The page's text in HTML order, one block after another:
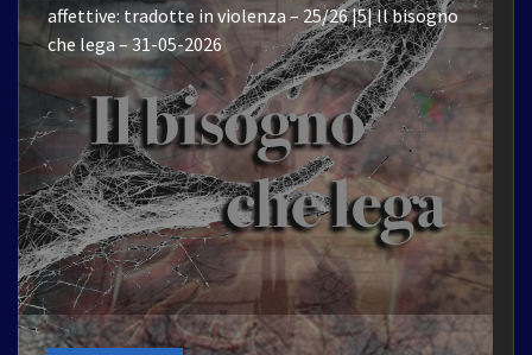
affettive: tradotte in violenza – 25/26 |5| Il bisogno
che lega – 31-05-2026